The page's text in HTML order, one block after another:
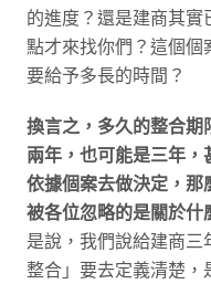
的進度？還是建商其
點才來找你們？這個個
要給予多長的時間？
換言之，多久的整合
兩年，也可能是三年
依據個案去做決定，那
被各位忽略的是關於什
是說，我們說給建商
整合」要去定義清楚